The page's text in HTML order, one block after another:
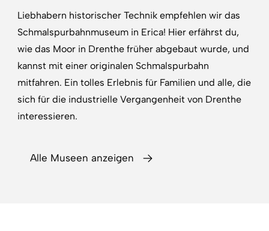
Liebhabern historischer Technik empfehlen wir das
Schmalspurbahnmuseum in Erica! Hier erfährst du,
wie das Moor in Drenthe früher abgebaut wurde, und
kannst mit einer originalen Schmalspurbahn
mitfahren. Ein tolles Erlebnis für Familien und alle, die
sich für die industrielle Vergangenheit von Drenthe
interessieren.
Alle Museen anzeigen